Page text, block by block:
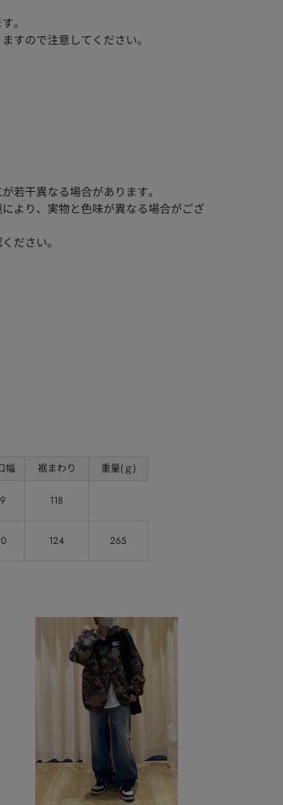
。
すので注意してください。
若干異なる場合があります。
より、実物と色味が異なる場合がござ
ださい。
幅 裾まわり 重量(ｇ)
118
124 265